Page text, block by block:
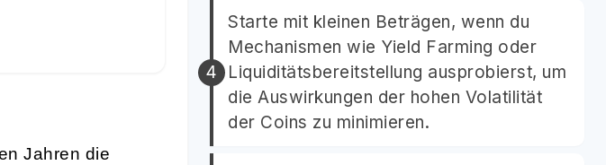
Jahren die
Starte mit kleinen Beträgen, wenn du
Mechanismen wie Yield Farming oder
Liquiditätsbereitstellung ausprobierst, um
die Auswirkungen der hohen Volatilität
der Coins zu minimieren.